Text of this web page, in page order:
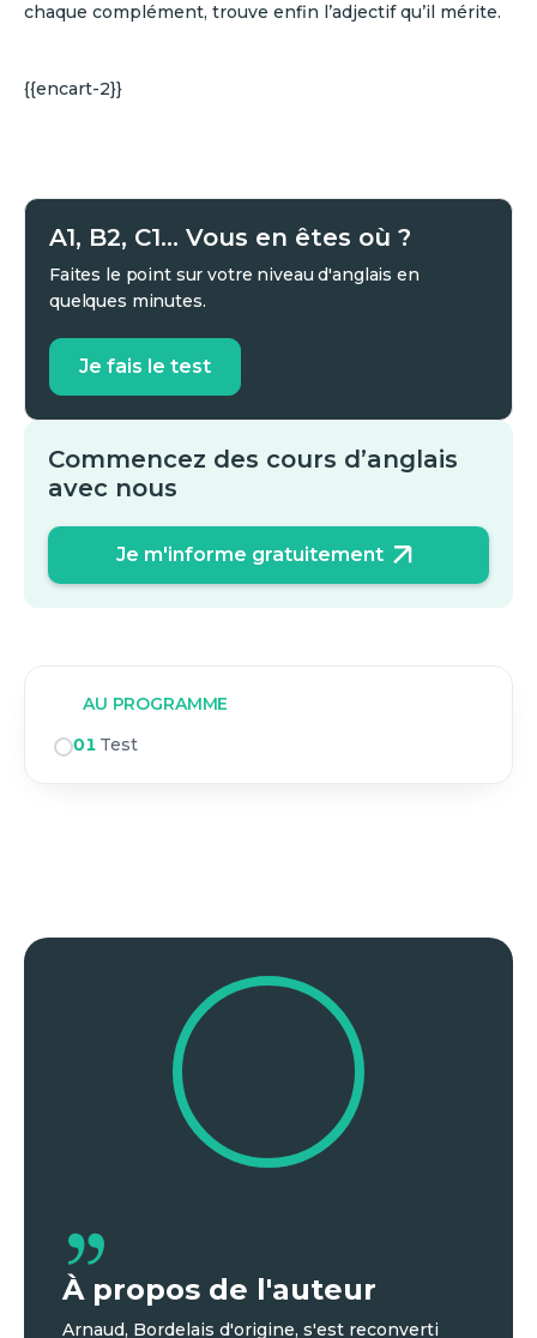
chaque complément, trouve enfin l’adjectif qu’il mérite.
{{encart-2}}
A1, B2, C1... Vous en êtes où ?
Faites le point sur votre niveau d'anglais en
quelques minutes.
Je fais le test
Commencez des cours d’anglais
avec nous
Je m'informe gratuitement
AU PROGRAMME
01 Test
À propos de l'auteur
Arnaud, Bordelais d'origine, s'est reconverti